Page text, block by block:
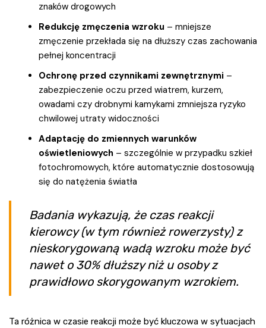
znaków drogowych
Redukcję zmęczenia wzroku – mniejsze
zmęczenie przekłada się na dłuższy czas zachowania
pełnej koncentracji
Ochronę przed czynnikami zewnętrznymi –
zabezpieczenie oczu przed wiatrem, kurzem,
owadami czy drobnymi kamykami zmniejsza ryzyko
chwilowej utraty widoczności
Adaptację do zmiennych warunków
oświetleniowych – szczególnie w przypadku szkieł
fotochromowych, które automatycznie dostosowują
się do natężenia światła
Badania wykazują, że czas reakcji
kierowcy (w tym również rowerzysty) z
nieskorygowaną wadą wzroku może być
nawet o 30% dłuższy niż u osoby z
prawidłowo skorygowanym wzrokiem.
Ta różnica w czasie reakcji może być kluczowa w sytuacjach